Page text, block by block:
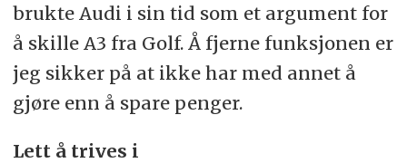
brukte Audi i sin tid som et argument for
å skille A3 fra Golf. Å fjerne funksjonen er
jeg sikker på at ikke har med annet å
gjøre enn å spare penger.
Lett å trives i